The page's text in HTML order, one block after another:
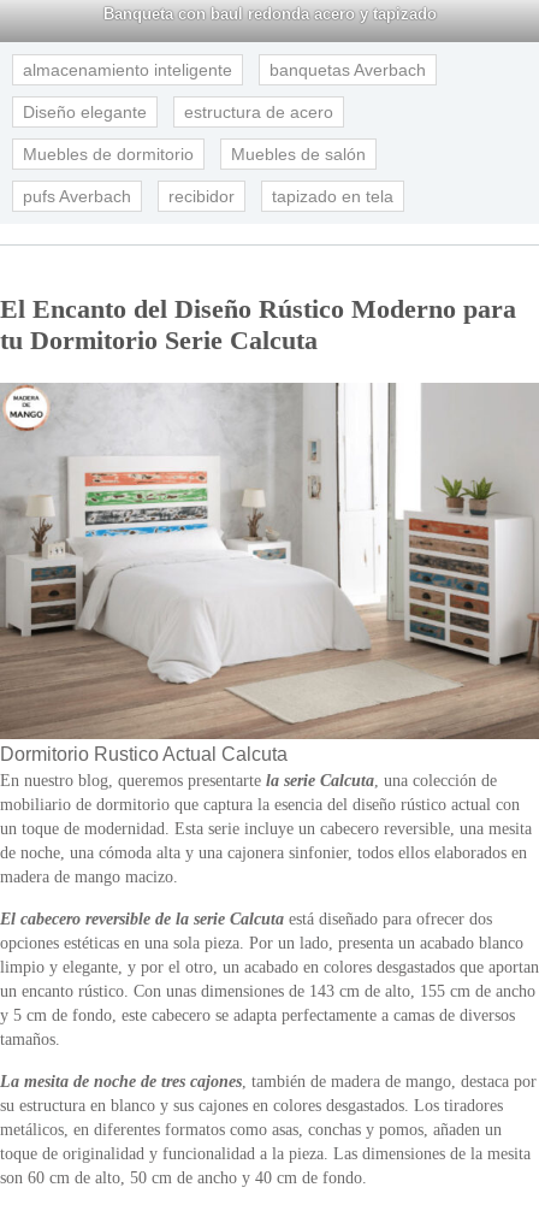
Banqueta con baul redonda acero y tapizado
almacenamiento inteligente banquetas Averbach
Diseño elegante estructura de acero
Muebles de dormitorio Muebles de salón
pufs Averbach recibidor tapizado en tela
El Encanto del Diseño Rústico Moderno para
tu Dormitorio Serie Calcuta
Dormitorio Rustico Actual Calcuta
En nuestro blog, queremos presentarte la serie Calcuta , una colección de
mobiliario de dormitorio que captura la esencia del diseño rústico actual con
un toque de modernidad. Esta serie incluye un cabecero reversible, una mesita
de noche, una cómoda alta y una cajonera sinfonier, todos ellos elaborados en
madera de mango macizo.
El cabecero reversible de la serie Calcuta está diseñado para ofrecer dos
opciones estéticas en una sola pieza. Por un lado, presenta un acabado blanco
limpio y elegante, y por el otro, un acabado en colores desgastados que aportan
un encanto rústico. Con unas dimensiones de 143 cm de alto, 155 cm de ancho
y 5 cm de fondo, este cabecero se adapta perfectamente a camas de diversos
tamaños.
La mesita de noche de tres cajones , también de madera de mango, destaca por
su estructura en blanco y sus cajones en colores desgastados. Los tiradores
metálicos, en diferentes formatos como asas, conchas y pomos, añaden un
toque de originalidad y funcionalidad a la pieza. Las dimensiones de la mesita
son 60 cm de alto, 50 cm de ancho y 40 cm de fondo.